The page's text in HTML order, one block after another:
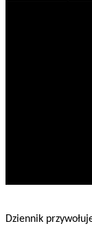
Dziennik